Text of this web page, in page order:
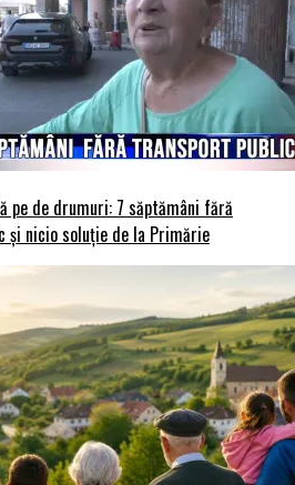
pe de drumuri: 7 săptămâni fără
și nicio soluție de la Primărie